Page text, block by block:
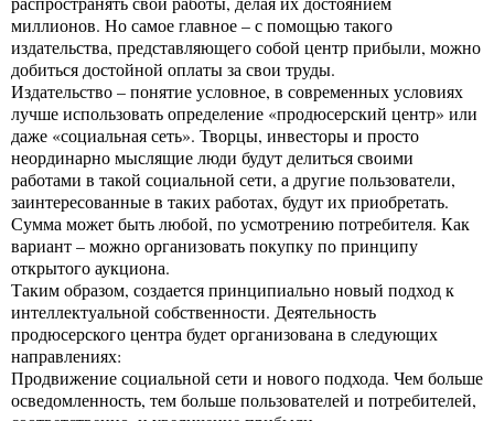
миллионов. Но самое главное – с помощью такого
издательства, представляющего собой центр прибыли, можно
добиться достойной оплаты за свои труды.
Издательство – понятие условное, в современных условиях
лучше использовать определение «продюсерский центр» или
даже «социальная сеть». Творцы, инвесторы и просто
неординарно мыслящие люди будут делиться своими
работами в такой социальной сети, а другие пользователи,
заинтересованные в таких работах, будут их приобретать.
Сумма может быть любой, по усмотрению потребителя. Как
вариант – можно организовать покупку по принципу
открытого аукциона.
Таким образом, создается принципиально новый подход к
интеллектуальной собственности. Деятельность
продюсерского центра будет организована в следующих
направлениях:
Продвижение социальной сети и нового подхода. Чем больше
осведомленность, тем больше пользователей и потребителей,